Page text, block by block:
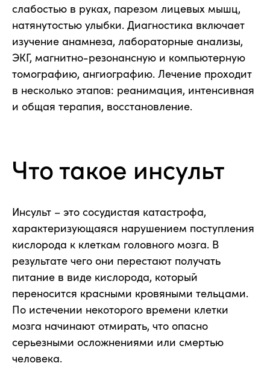
слабостью в руках, парезом лицевых мышц,
натянутостью улыбки. Диагностика включает
изучение анамнеза, лабораторные анализы,
ЭКГ, магнитно-резонансную и компьютерную
томографию, ангиографию. Лечение проходит
в несколько этапов: реанимация, интенсивная
и общая терапия, восстановление.
Что такое инсульт
Инсульт – это сосудистая катастрофа,
характеризующаяся нарушением поступления
кислорода к клеткам головного мозга. В
результате чего они перестают получать
питание в виде кислорода, который
переносится красными кровяными тельцами.
По истечении некоторого времени клетки
мозга начинают отмирать, что опасно
серьезными осложнениями или смертью
человека.